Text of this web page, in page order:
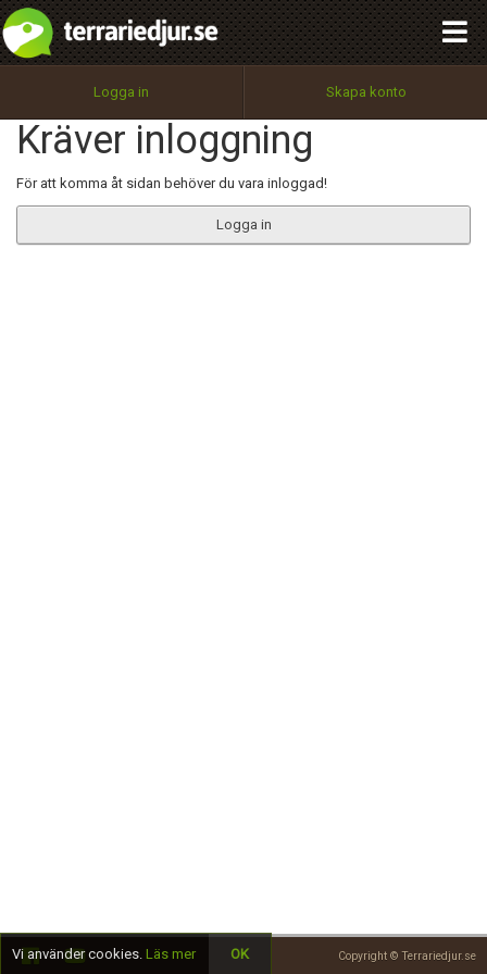
Logga in Skapa konto
Kräver inloggning
För att komma åt sidan behöver du vara inloggad!
Logga in
Copyright © Terrariedjur.se
Utför
100%
OK
integritetspolicy
Namn:
Epost:
Begär nytt lösenord
Tillbaka till förstasidan
Vi använder cookies. Läs mer OK